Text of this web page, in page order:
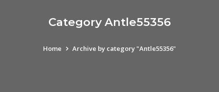
Category Antle55356
Home Archive by category "Antle55356"